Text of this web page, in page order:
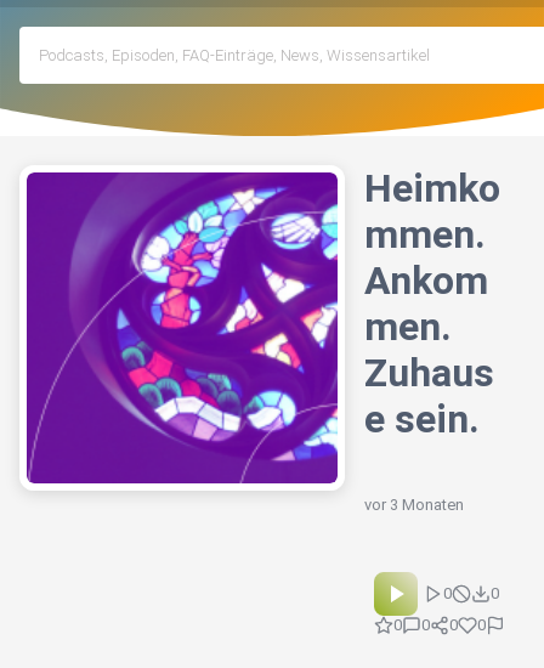
Heimko
mmen.
Ankom
men.
Zuhaus
e sein.
vor 3 Monaten
0
0
0
0 0 0